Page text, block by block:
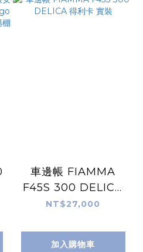
車邊帳 FIAMMA
F45S 300 DELICA
得利卡 實裝
NT$27,000
加入購物車